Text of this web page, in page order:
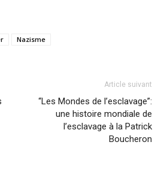
Nazisme
Article suivant
“Les Mondes de l’esclavage”:
une histoire mondiale de
l’esclavage à la Patrick
Boucheron